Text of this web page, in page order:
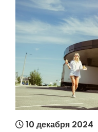
10 декабря 2024